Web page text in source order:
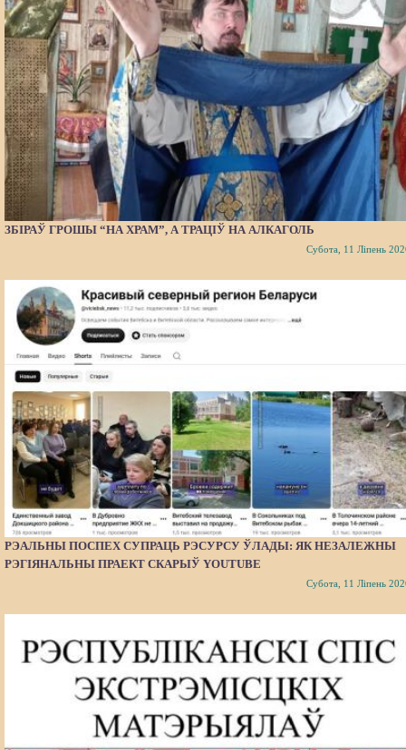
ЗБІРАЎ ГРОШЫ “НА ХРАМ”, А ТРАЦІЎ НА АЛКАГОЛЬ
Субота, 11 Ліпень
РЭАЛЬНЫ ПОСПЕХ СУПРАЦЬ РЭСУРСУ ЎЛАДЫ: ЯК НЕЗАЛЕЖНЫ
РЭГІЯНАЛЬНЫ ПРАЕКТ СКАРЫЎ YOUTUBE
Субота, 11 Ліпень